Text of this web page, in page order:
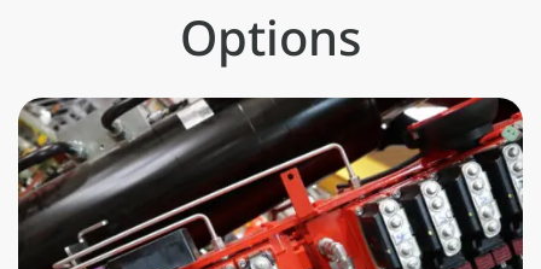
structurelles sur la grue et sur le
châssis/faux-châssis du véhicule.
Options